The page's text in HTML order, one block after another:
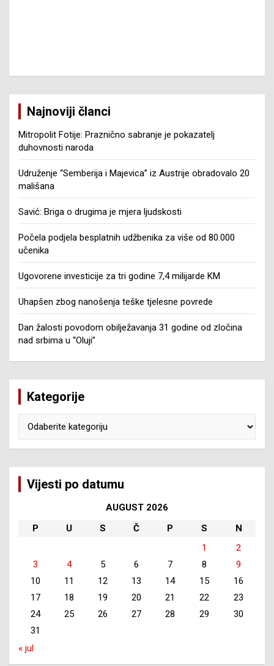
Najnoviji članci
Mitropolit Fotije: Praznično sabranje je pokazatelj
duhovnosti naroda
Udruženje “Semberija i Majevica” iz Austrije obradovalo 20
mališana
Savić: Briga o drugima je mjera ljudskosti
Počela podjela besplatnih udžbenika za više od 80.000
učenika
Ugovorene investicije za tri godine 7,4 milijarde KM
Uhapšen zbog nanošenja teške tjelesne povrede
Dan žalosti povodom obilježavanja 31 godine od zločina
nad srbima u “Oluji”
Kategorije
Vijesti po datumu
AUGUST 2026
P
U S Č P S
N
1
2
3
4 5 6 7 8
9
10
11 12 13 14 15
16
17
18 19 20 21 22
23
24
25 26 27 28 29
30
31
« jul